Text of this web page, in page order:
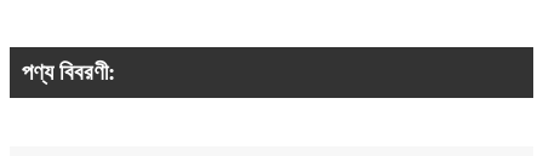
পণ্য বিবরণী: